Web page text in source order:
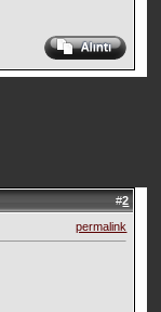
#2
permalink